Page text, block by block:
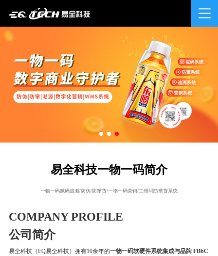
易全科技一物一码简介
一物一码赋码追溯/防伪/防窜货/一物一码营销/二维码防窜货系统
COMPANY PROFILE
公司简介
易全科技（EQ易全科技）拥有10余年的一物一码软硬件系统集成与品牌 FBbC